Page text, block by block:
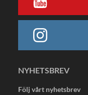
NYHETSBREV
Följ vårt nyhetsbrev